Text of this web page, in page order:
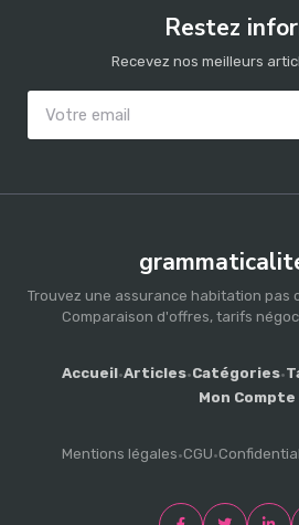
Restez
Recevez nos meilleurs
Trouvez une assurance habitation pas
Comparaison d'offres, tarifs
Accueil·Articles·Catégories·
Mon Compte
Mentions légales·CGU·